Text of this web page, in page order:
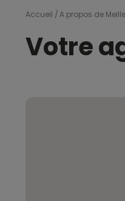
Accueil A propos de
Votre